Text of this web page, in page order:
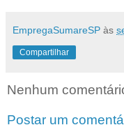
EmpregaSumareSP às
Compartilhar
Nenhum
Postar um